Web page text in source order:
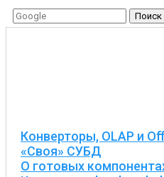
Поиск
Конверторы, OLAP и
«Своя» СУБД
О готовых